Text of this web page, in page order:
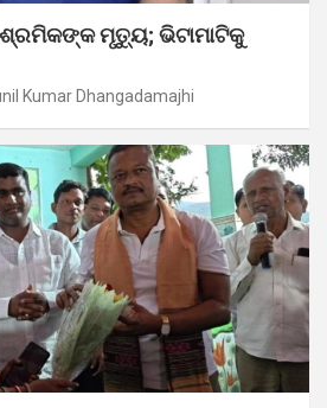
ଶ୍ରମିକଙ୍କ ମୃତ୍ୟୁ; ଭିଟାମାଟିକୁ
Kumar Dhangadamajhi